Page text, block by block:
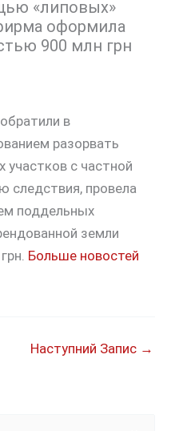
«липовых»
оформила
900 млн грн
в
разорвать
с частной
следствия, провела
поддельных
земли
Больше новостей
Наступний Запис →